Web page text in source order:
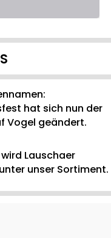
hat sich nun der
Vogel geändert.
Lauschaer
unser Sortiment.